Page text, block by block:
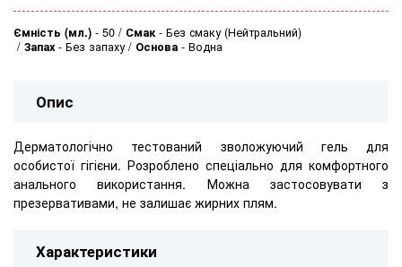
Ємність (мл.) - 50 Смак - Без смаку (Нейтральний)
Запах - Без запаху Основа - Водна
Опис
Дерматологічно тестований зволожуючий гель для
особистої гігієни. Розроблено спеціально для комфортного
анального використання. Можна застосовувати з
презервативами, не залишає жирних плям.
Характеристики